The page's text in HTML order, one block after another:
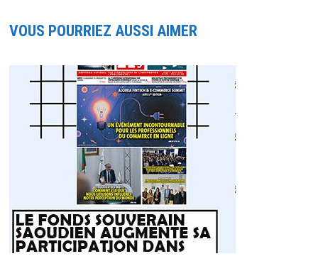
VOUS POURRIEZ AUSSI AIMER